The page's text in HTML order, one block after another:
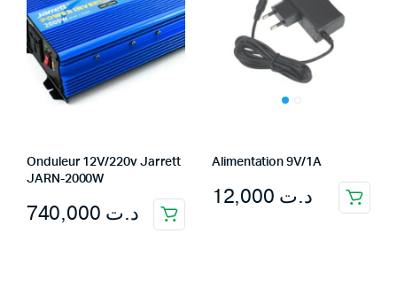
Onduleur 12V/220v Jarrett
JARN-2000W
د.ت
Alimentation 9V/1A
د.ت